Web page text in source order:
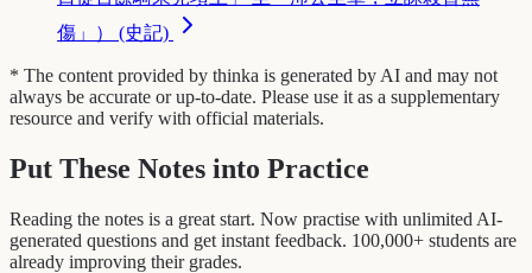
傷」） (史記)
* The content provided by thinka is generated by AI and may not
always be accurate or up-to-date. Please use it as a supplementary
resource and verify with official materials.
Put These Notes into Practice
Reading the notes is a great start. Now practise with unlimited AI-
generated questions and get instant feedback. 100,000+ students are
already improving their grades.